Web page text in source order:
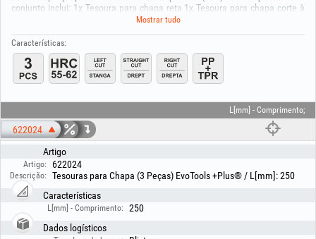
conjunto inclui: 1x Tesoura para chapa reta 1x Tesoura para chapa corte à
esquerda 1x Tesoura para chapa corte à direita
peças que podem ser facilmente engolidas! Utilize o produto apenas para o
fim a que se destina!
Mostrar tudo
Características:
L[mm] - Comprimento;
622024
Artigo
Artigo: 622024
Descrição:
Tesouras para Chapa (3 Peças) EvoTools +Plus® / L[mm]: 250
Características
L[mm] - Comprimento:
250
Dados logísticos